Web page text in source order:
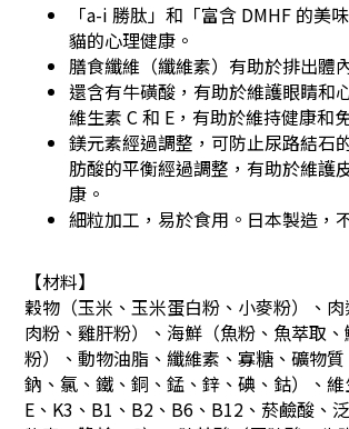
「a-i 勝肽」和「富含 DMHF 的美
貓的心理健康。
膳食纖維（纖維素）有助於排出體
還含有牛磺酸，有助於維護眼睛和
維生素 C 和 E，有助於維持健康和
鎂元素經過調整，可防止尿路結石
肪酸的平衡經過調整，有助於維護
康。
細粒加工，易於食用。日本製造，
【材料】
穀物（玉米、玉米蛋白粉、小麥粉）、
肉粉、雞肝粉）、海鮮（魚粉、魚萃取
粉）、動物油脂、纖維素、寡糖、礦物質
鈉、氯、鐵、銅、錳、鋅、碘、鈷）、維
E、K3、B1、B2、B6、B12、菸鹼酸、